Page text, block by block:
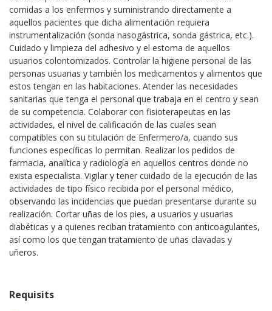
comidas a los enfermos y suministrando directamente a
aquellos pacientes que dicha alimentación requiera
instrumentalización (sonda nasogástrica, sonda gástrica, etc.).
Cuidado y limpieza del adhesivo y el estoma de aquellos
usuarios colontomizados. Controlar la higiene personal de las
personas usuarias y también los medicamentos y alimentos que
estos tengan en las habitaciones. Atender las necesidades
sanitarias que tenga el personal que trabaja en el centro y sean
de su competencia. Colaborar con fisioterapeutas en las
actividades, el nivel de calificación de las cuales sean
compatibles con su titulación de Enfermero/a, cuando sus
funciones específicas lo permitan. Realizar los pedidos de
farmacia, analítica y radiología en aquellos centros donde no
exista especialista. Vigilar y tener cuidado de la ejecución de las
actividades de tipo físico recibida por el personal médico,
observando las incidencias que puedan presentarse durante su
realización. Cortar uñas de los pies, a usuarios y usuarias
diabéticas y a quienes reciban tratamiento con anticoagulantes,
así como los que tengan tratamiento de uñas clavadas y
uñeros.
Requisits